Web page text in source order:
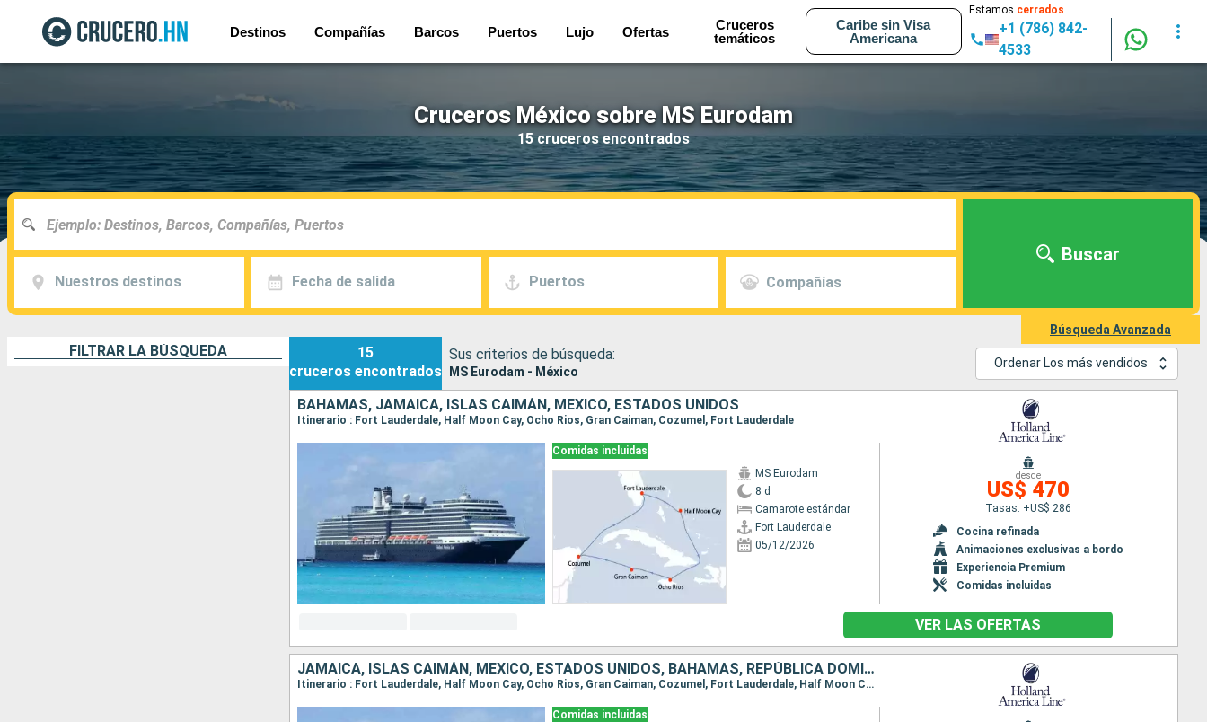
Destinos Compañías Barcos Puertos Lujo Ofertas
Cruceros
temáticos
Caribe sin Visa
Americana
Estamos cerrados
+1 (786) 842-
4533
Cruceros México sobre MS Eurodam
15 cruceros encontrados
Nuestros destinos Fecha de salida Puertos Compañías
Buscar
Búsqueda Avanzada
FILTRAR LA BÚSQUEDA
15
cruceros encontrados
Sus criterios de búsqueda:
MS Eurodam - México
Ordenar Los más vendidos
BAHAMAS, JAMAICA, ISLAS CAIMÁN, MÉXICO, ESTADOS UNIDOS
Itinerario : Fort Lauderdale, Half Moon Cay, Ocho Rios, Gran Caiman, Cozumel, Fort Lauderdale
Comidas incluidas
MS Eurodam
8 d
Camarote estándar
Fort Lauderdale
05/12/2026
desde
US$ 470
Tasas: +US$ 286
Cocina refinada
Animaciones exclusivas a bordo
Experiencia Premium
Comidas incluidas
VER LAS OFERTAS
JAMAICA, ISLAS CAIMÁN, MÉXICO, ESTADOS UNIDOS, BAHAMAS, REPÚBLICA DOMINICANA
Itinerario : Fort Lauderdale, Half Moon Cay, Ocho Rios, Gran Caiman, Cozumel, Fort Lauderdale, Half Moon Cay, Amber Cove, Grand Turk, Key West, Fort Lauderdale
Comidas incluidas